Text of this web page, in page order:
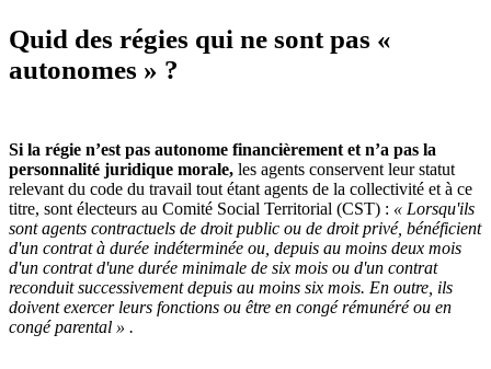
Quid des régies qui ne sont pas «
autonomes » ?
Si la régie n’est pas autonome financièrement et n’a pas la
personnalité juridique morale, les agents conservent leur statut
relevant du code du travail tout étant agents de la collectivité et à ce
titre, sont électeurs au Comité Social Territorial (CST) : « Lorsqu'ils
sont agents contractuels de droit public ou de droit privé, bénéficient
d'un contrat à durée indéterminée ou, depuis au moins deux mois
d'un contrat d'une durée minimale de six mois ou d'un contrat
reconduit successivement depuis au moins six mois. En outre, ils
doivent exercer leurs fonctions ou être en congé rémunéré ou en
congé parental » .